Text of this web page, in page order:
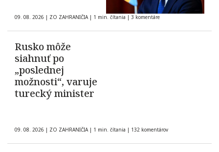
09. 08. 2026 | ZO ZAHRANIČIA | 1 min. čítania | 3 komentáre
Rusko môže
siahnuť po
„poslednej
možnosti“, varuje
turecký minister
09. 08. 2026 | ZO ZAHRANIČIA | 1 min. čítania | 132 komentárov